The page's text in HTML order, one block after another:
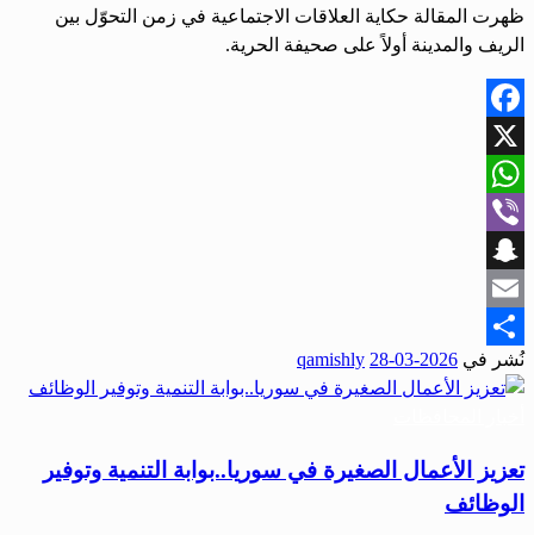
ظهرت المقالة حكاية العلاقات الاجتماعية في زمن التحوّل بين
الريف والمدينة أولاً على صحيفة الحرية.
Facebook
X
WhatsApp
Viber
Snapchat
Email
Share
نُشر في 2026-03-28
qamishly
تعزيز الأعمال الصغيرة في سوريا..بوابة التنمية وتوفير
الوظائف